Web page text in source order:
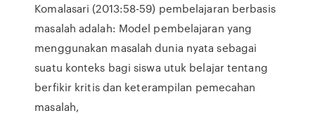
Komalasari (2013:58-59) pembelajaran berbasis
masalah adalah: Model pembelajaran yang
menggunakan masalah dunia nyata sebagai
suatu konteks bagi siswa utuk belajar tentang
berfikir kritis dan keterampilan pemecahan
masalah,